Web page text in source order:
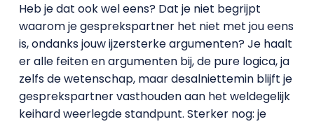
Heb je dat ook wel eens? Dat je niet begrijpt
waarom je gesprekspartner het niet met jou eens
is,ondanks jouw ijzersterke argumenten? Je haalt
er alle feiten en argumenten bij, de pure logica, ja
zelfs de wetenschap, maar desalniettemin blijft je
gesprekspartner vasthouden aan het weldegelijk
keihard weerlegde standpunt. Sterker nog: je